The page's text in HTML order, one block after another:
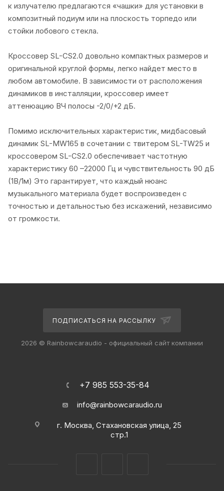
к излучателю предлагаются «чашки» для установки в
композитный подиум или на плоскость торпедо или
стойки лобового стекла.
Кроссовер SL-CS2.0 довольно компактных размеров и
оригинальной круглой формы, легко найдет место в
любом автомобиле. В зависимости от расположения
динамиков в инсталляции, кроссовер имеет
аттенюацию ВЧ полосы -2/0/+2 дБ.
Помимо исключительных характеристик, мидбасовый
динамик SL-MW165 в сочетании с твитером SL-TW25 и
кроссовером SL-CS2.0 обеспечивает частотную
характеристику 60 –22000 Гц и чувствительность 90 дБ
(1В/1м) Это гарантирует, что каждый нюанс
музыкального материала будет воспроизведен с
точностью и детальностью без искажений, независимо
от громкости.
ПОДПИСАТЬСЯ НА РАССЫЛКУ
2026 © Rainbowcaraudio - официальный сайт компании
+7 985 553-35-84
info@rainbowcaraudio.ru
г. Москва, Стахановская улица, 25
стр.1